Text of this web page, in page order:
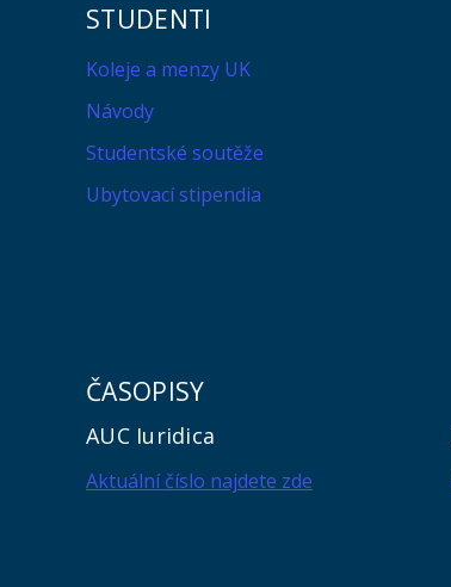
STUDENTI
Koleje a menzy UK
Návody
Studentské soutěže
Ubytovací stipendia
ČASOPISY
AUC Iuridica
Aktuální číslo najdete zde